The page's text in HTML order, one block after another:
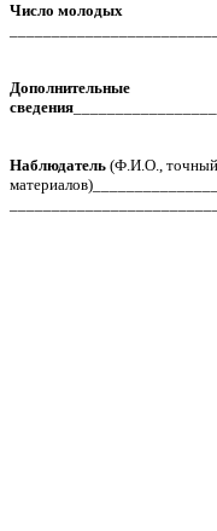
Число молодых
Дополнительные
сведения
Наблюдатель (Ф.И.О., точный